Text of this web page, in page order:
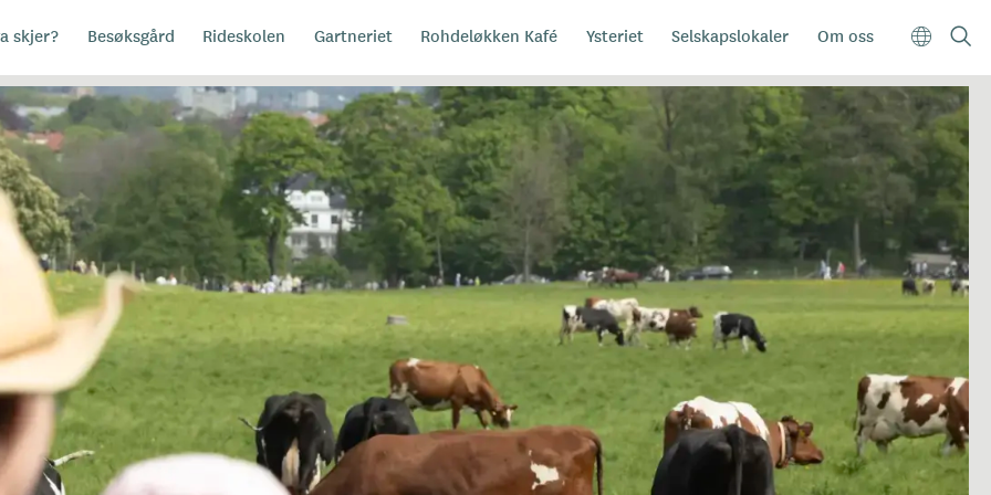
skjer? Besøksgård Rideskolen Gartneriet Rohdeløkken Kafé Ysteriet Selskapslokaler Om oss